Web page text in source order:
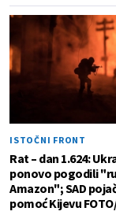
ISTOČNI FRONT
Rat – dan 1.624:
ponovo pogodili
Amazon"; SAD
pomoć Kijevu